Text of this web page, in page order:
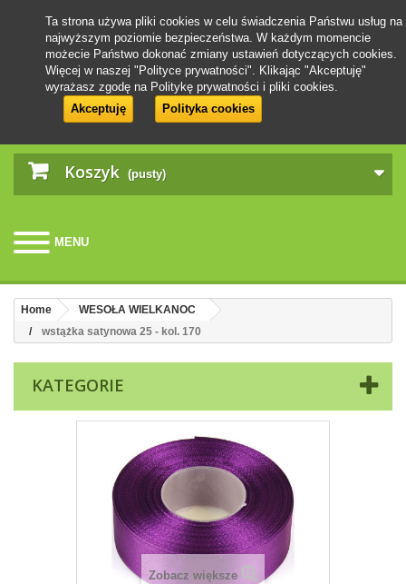
Koszyk (pusty)
MENU
Ta strona używa pliki cookies w celu świadczenia Państwu usług na
najwyższym poziomie bezpieczeństwa. W każdym momencie
możecie Państwo dokonać zmiany ustawień dotyczących cookies.
Więcej w naszej "Polityce prywatności". Klikając "Akceptuję"
wyrażasz zgodę na Politykę prywatności i pliki cookies.
Akceptuję
Polityka cookies
Home
WESOŁA WIELKANOC
wstążka satynowa 25 - kol. 170
KATEGORIE
Zobacz większe